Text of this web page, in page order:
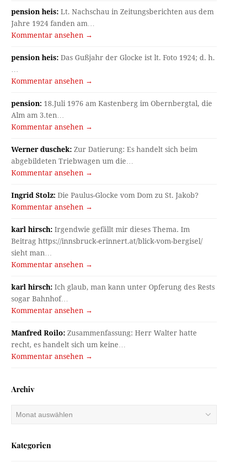
pension heis: Lt. Nachschau in Zeitungsberichten aus dem
Jahre 1924 fanden am…
Kommentar ansehen →
pension heis: Das Gußjahr der Glocke ist lt. Foto 1924; d. h.
Kommentar ansehen →
pension: 18.Juli 1976 am Kastenberg im Obernbergtal, die
Alm am 3.ten…
Kommentar ansehen →
Werner duschek: Zur Datierung: Es handelt sich beim
abgebildeten Triebwagen um die…
Kommentar ansehen →
Ingrid Stolz: Die Paulus-Glocke vom Dom zu St. Jakob?
Kommentar ansehen →
karl hirsch: Irgendwie gefällt mir dieses Thema. Im
Beitrag https://innsbruck-erinnert.at/blick-vom-bergisel/
sieht man…
Kommentar ansehen →
karl hirsch: Ich glaub, man kann unter Opferung des Rests
sogar Bahnhof…
Kommentar ansehen →
Manfred Roilo: Zusammenfassung: Herr Walter hatte
recht, es handelt sich um keine…
Kommentar ansehen →
Archiv
Kategorien